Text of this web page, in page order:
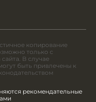
копирование
только с
В случае
быть привлечены к
рекомендательные